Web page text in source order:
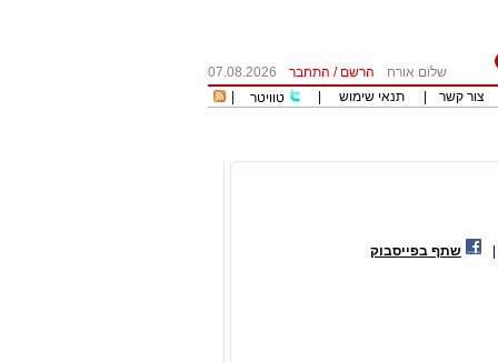
שלום אורח הרשם / התחבר
07.08.2026
צור קשר תנאי שימוש טוויטר
שתף בפייסבוק